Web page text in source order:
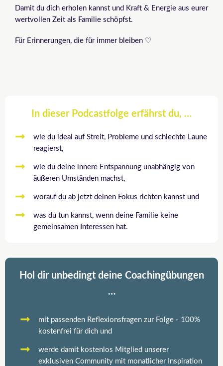
Damit du dich erholen kannst und Kraft & Energie aus eurer
wertvollen Zeit als Familie schöpfst.
Für Erinnerungen, die für immer bleiben ♡
In dieser Podcastfolge erfährst du, …
wie du ideal auf Streit, Probleme und schlechte Laune
reagierst,
wie du deine innere Entspannung unabhängig von
äußeren Umständen machst,
worauf du ab jetzt deinen Fokus richten kannst und
was du tun kannst, wenn deine Familie keine
gemeinsamen Interessen hat.
Hol dir unbedingt deine Coachingübungen
…
mit passenden Reflexionsfragen zur Folge - 100%
kostenfrei für dich und
werde damit kostenlos Mitglied unserer
exklusiven Community mit monatlicher Inspiration